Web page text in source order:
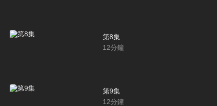
第8集
12分鐘
第9集
12分鐘